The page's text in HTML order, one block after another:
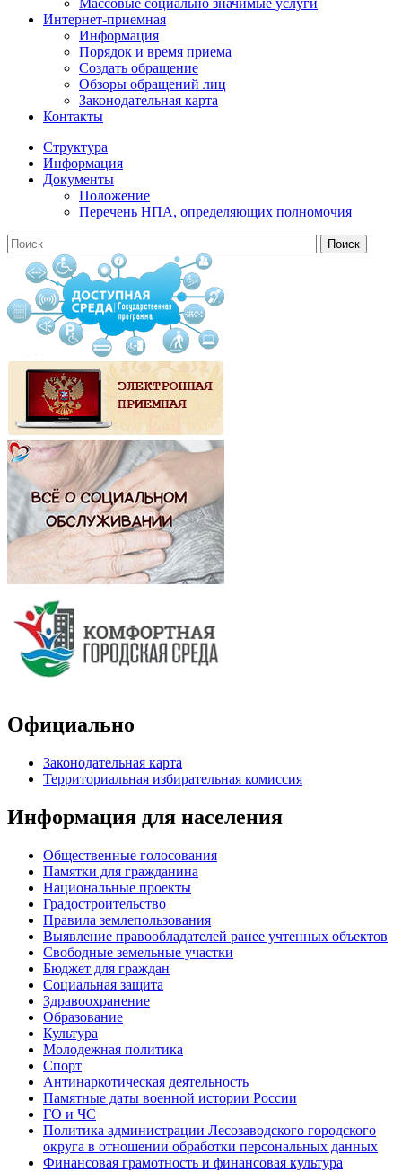
Массовые социально значимые услуги
Интернет-приемная
Информация
Порядок и время приема
Создать обращение
Обзоры обращений лиц
Законодательная карта
Контакты
Структура
Информация
Документы
Положение
Перечень НПА, определяющих полномочия
Официально
Законодательная карта
Территориальная избирательная комиссия
Информация для населения
Общественные голосования
Памятки для гражданина
Национальные проекты
Градостроительство
Правила землепользования
Выявление правообладателей ранее учтенных объектов
Свободные земельные участки
Бюджет для граждан
Социальная защита
Здравоохранение
Образование
Культура
Молодежная политика
Спорт
Антинаркотическая деятельность
Памятные даты военной истории России
ГО и ЧС
Политика администрации Лесозаводского городского
округа в отношении обработки персональных данных
Финансовая грамотность и финансовая культура